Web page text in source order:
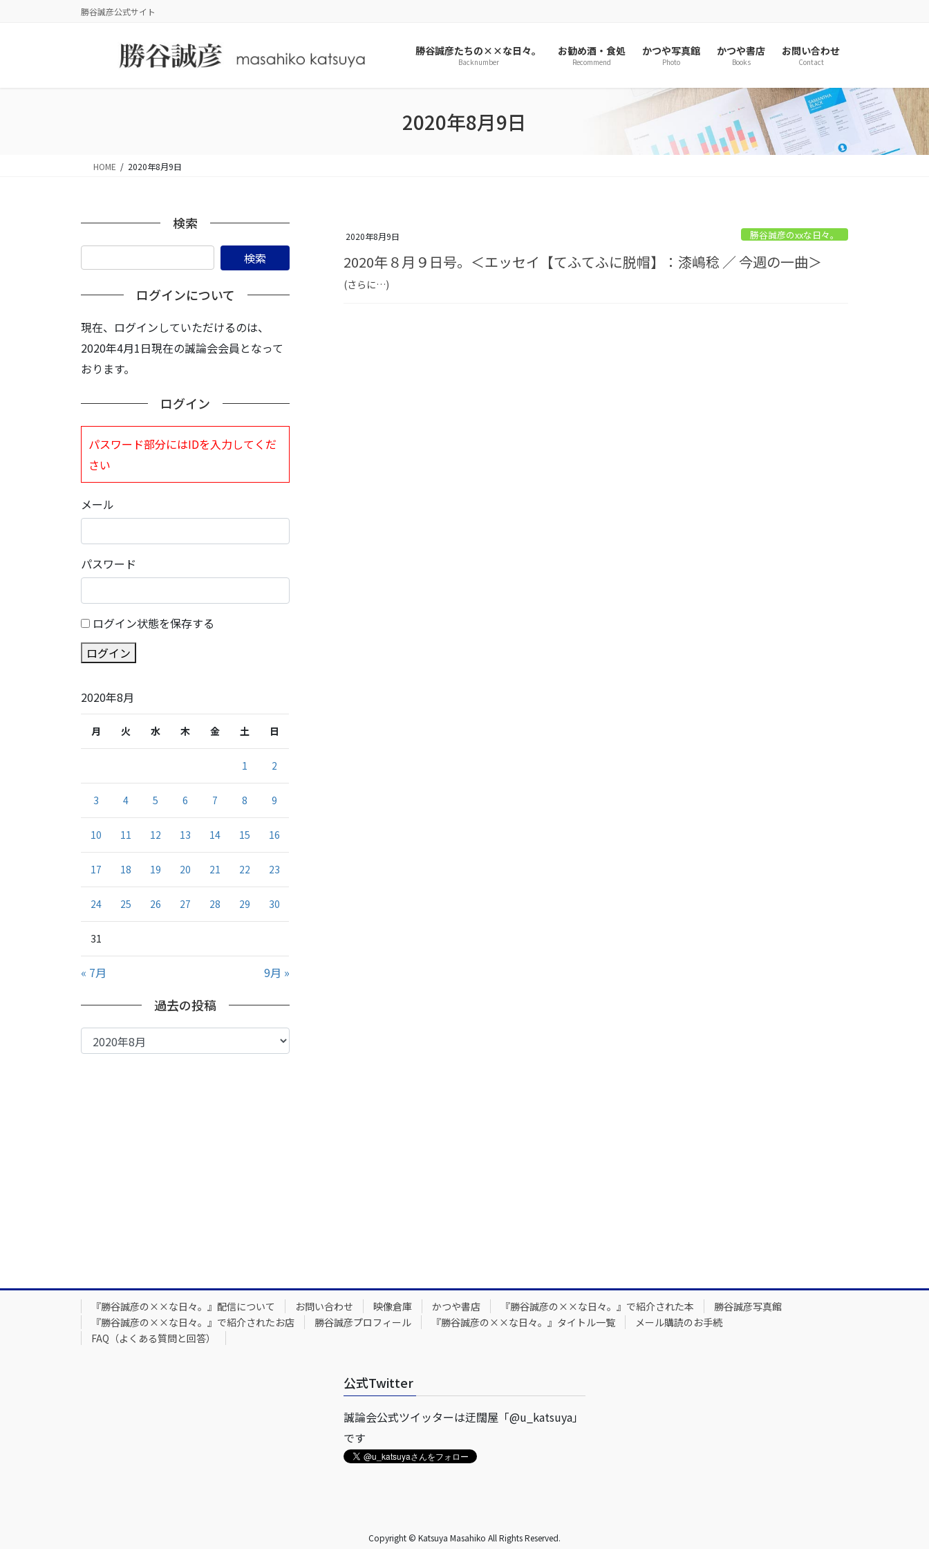
勝谷誠彦公式サイト
勝谷誠彦たちの××な日々。
Backnumber
お勧め酒・食処
Recommend
かつや写真館
Photo
かつや書店
Books
お問い合わせ
Contact
2020年8月9日
HOME 2020年8月9日
2020年8月9日 勝谷誠彦のxxな日々。
2020年８月９日号。＜エッセイ【てふてふに脱帽】：漆嶋稔 ／ 今週の一曲＞
(さらに…)
検索
ログインについて
現在、ログインしていただけるのは、
2020年4月1日現在の誠論会会員となって
おります。
ログイン
パスワード部分にはIDを入力してくだ
さい
メール
パスワード
ログイン状態を保存する
ログイン
2020年8月
月 火 水 木 金 土 日
1 2
3 4 5 6 7 8 9
10 11 12 13 14 15 16
17 18 19 20 21 22 23
24 25 26 27 28 29 30
31
« 7月 9月 »
過去の投稿
過
去
『勝谷誠彦の××な日々。』配信について お問い合わせ 映像倉庫 かつや書店 『勝谷誠彦の××な日々。』で紹介された本
勝谷誠彦写真館
『勝谷誠彦の××な日々。』で紹介されたお店
勝谷誠彦プロフィール 『勝谷誠彦の××な日々。』タイトル一覧
メール購読のお手続
FAQ（よくある質問と回答）
公式Twitter
誠論会公式ツイッターは迂闊屋「@u_katsuya」
です
Copyright © Katsuya Masahiko All Rights Reserved.